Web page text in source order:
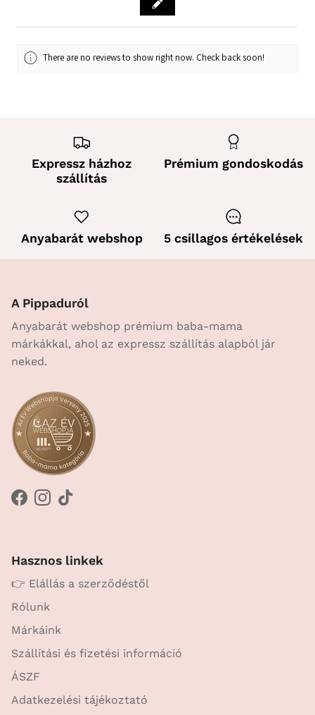
There are no reviews to show right now. Check back soon!
Expressz házhoz
szállítás
Prémium gondoskodás
Anyabarát webshop 5 csillagos értékelések
A Pippaduról
Anyabarát webshop prémium baba-mama
márkákkal, ahol az expressz szállítás alapból jár
neked.
Facebook
Instagram
TikTok
Hasznos linkek
👉 Elállás a szerződéstől
Rólunk
Márkáink
Szállítási és fizetési információ
ÁSZF
Adatkezelési tájékoztató